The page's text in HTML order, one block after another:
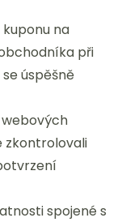
na
při
úspěšně
zkontrolovali
spojené s